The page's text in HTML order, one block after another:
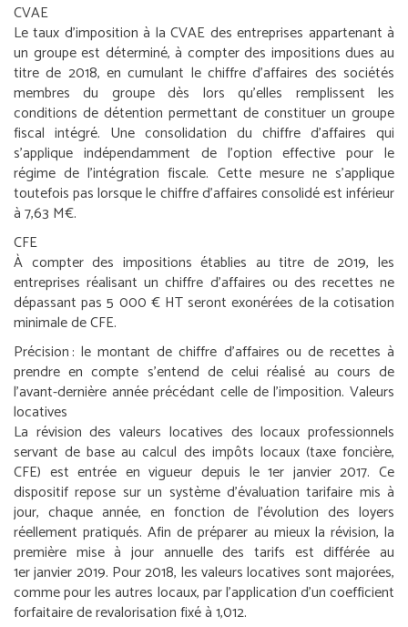
CVAE
Le taux d’imposition à la CVAE des entreprises appartenant à
un groupe est déterminé, à compter des impositions dues au
titre de 2018, en cumulant le chiffre d’affaires des sociétés
membres du groupe dès lors qu’elles remplissent les
conditions de détention permettant de constituer un groupe
fiscal intégré. Une consolidation du chiffre d’affaires qui
s’applique indépendamment de l’option effective pour le
régime de l’intégration fiscale. Cette mesure ne s’applique
toutefois pas lorsque le chiffre d’affaires consolidé est inférieur
à 7,63 M€.
CFE
À compter des impositions établies au titre de 2019, les
entreprises réalisant un chiffre d’affaires ou des recettes ne
dépassant pas 5 000 € HT seront exonérées de la cotisation
minimale de CFE.
Précision : le montant de chiffre d’affaires ou de recettes à
prendre en compte s’entend de celui réalisé au cours de
l’avant-dernière année précédant celle de l’imposition. Valeurs
locatives
La révision des valeurs locatives des locaux professionnels
servant de base au calcul des impôts locaux (taxe foncière,
CFE) est entrée en vigueur depuis le 1er janvier 2017. Ce
dispositif repose sur un système d’évaluation tarifaire mis à
jour, chaque année, en fonction de l’évolution des loyers
réellement pratiqués. Afin de préparer au mieux la révision, la
première mise à jour annuelle des tarifs est différée au
1erjanvier 2019. Pour 2018, les valeurs locatives sont majorées,
comme pour les autres locaux, par l’application d’un coefficient
forfaitaire de revalorisation fixé à 1,012.